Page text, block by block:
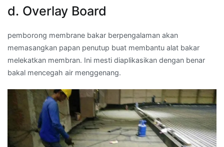
d. Overlay Board
pemborong membrane bakar berpengalaman akan
memasangkan papan penutup buat membantu alat bakar
melekatkan membran. Ini mesti diaplikasikan dengan benar
bakal mencegah air menggenang.